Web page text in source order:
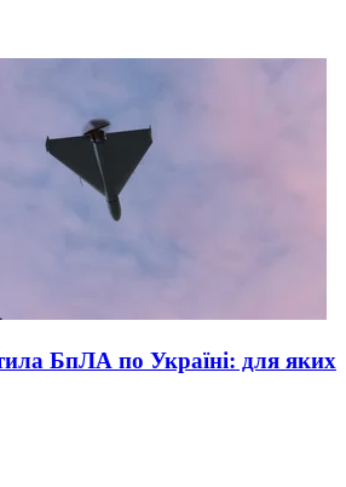
БпЛА по Україні: для яких